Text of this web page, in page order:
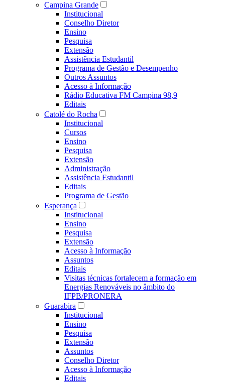
Campina Grande
Institucional
Conselho Diretor
Ensino
Pesquisa
Extensão
Assistência Estudantil
Programa de Gestão e Desempenho
Outros Assuntos
Acesso à Informação
Rádio Educativa FM Campina 98,9
Editais
Catolé do Rocha
Institucional
Cursos
Ensino
Pesquisa
Extensão
Administração
Assistência Estudantil
Editais
Programa de Gestão
Esperança
Institucional
Ensino
Pesquisa
Extensão
Acesso à Informação
Assuntos
Editais
Visitas técnicas fortalecem a formação em
Energias Renováveis no âmbito do
IFPB/PRONERA
Guarabira
Institucional
Ensino
Pesquisa
Extensão
Assuntos
Conselho Diretor
Acesso à Informação
Editais